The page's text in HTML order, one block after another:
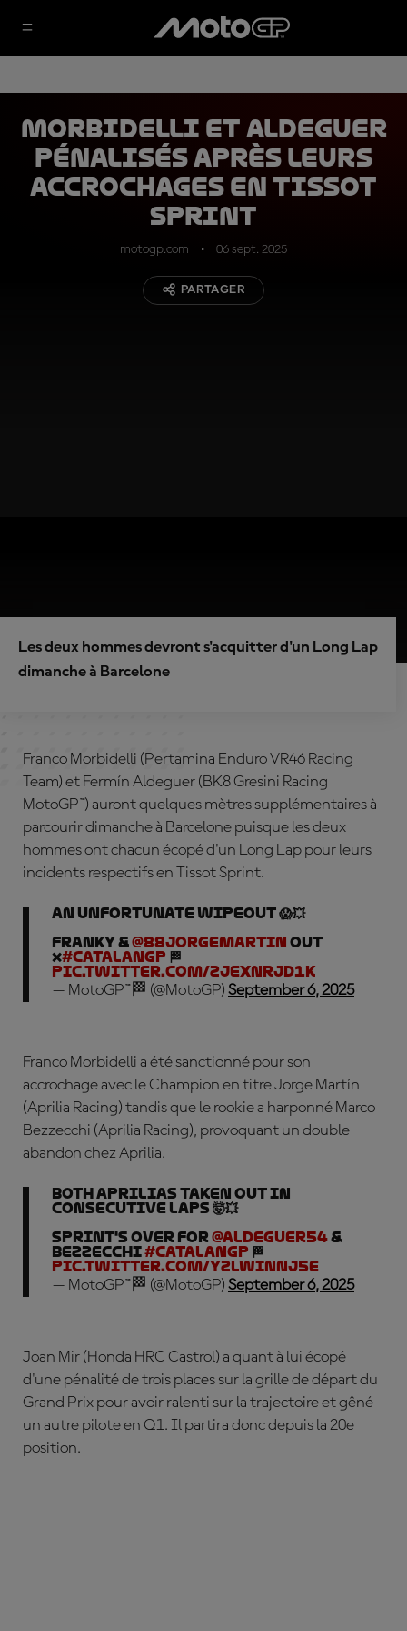
Morbidelli et Aldeguer
pénalisés après leurs
accrochages en Tissot
Sprint
motogp.com 06 sept. 2025
PARTAGER
Les deux hommes devront s'acquitter d'un Long Lap
dimanche à Barcelone
Franco Morbidelli (Pertamina Enduro VR46 Racing
Team) et Fermín Aldeguer (BK8 Gresini Racing
MotoGP™) auront quelques mètres supplémentaires à
parcourir dimanche à Barcelone puisque les deux
hommes ont chacun écopé d'un Long Lap pour leurs
incidents respectifs en Tissot Sprint.
An unfortunate wipeout 😱💥
Franky &@88jorgemartin OUT
❌#CatalanGP 🏁
pic.twitter.com/zJexNrJD1k
— MotoGP™🏁 (@MotoGP) September 6, 2025
Franco Morbidelli a été sanctionné pour son
accrochage avec le Champion en titre Jorge Martín
(Aprilia Racing) tandis que le rookie a harponné Marco
Bezzecchi (Aprilia Racing), provoquant un double
abandon chez Aprilia.
Both Aprilias taken out in
consecutive laps 🤯💥
Sprint's over for @Aldeguer54&
Bezzecchi#CatalanGP 🏁
pic.twitter.com/yzLwINNj5e
— MotoGP™🏁 (@MotoGP) September 6, 2025
Joan Mir (Honda HRC Castrol) a quant à lui écopé
d'une pénalité de trois places sur la grille de départ du
Grand Prix pour avoir ralenti sur la trajectoire et gêné
un autre pilote en Q1. Il partira donc depuis la 20e
position.